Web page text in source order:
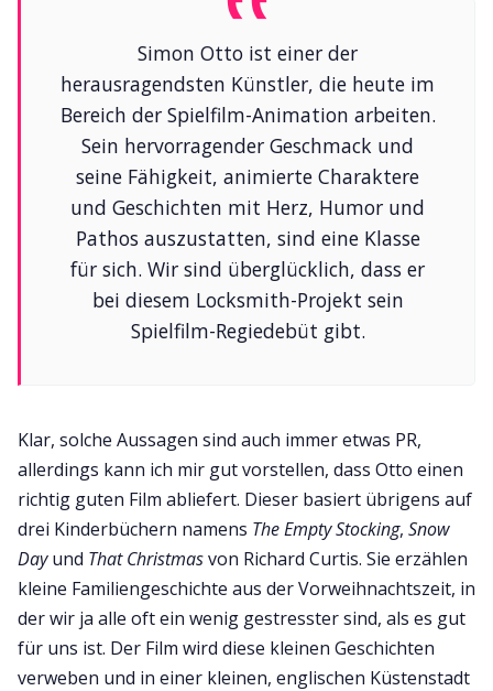
Simon Otto ist einer der
herausragendsten Künstler, die heute im
Bereich der Spielfilm-Animation arbeiten.
Sein hervorragender Geschmack und
seine Fähigkeit, animierte Charaktere
und Geschichten mit Herz, Humor und
Pathos auszustatten, sind eine Klasse
für sich. Wir sind überglücklich, dass er
bei diesem Locksmith-Projekt sein
Spielfilm-Regiedebüt gibt.
Klar, solche Aussagen sind auch immer etwas PR,
allerdings kann ich mir gut vorstellen, dass Otto einen
richtig guten Film abliefert. Dieser basiert übrigens auf
drei Kinderbüchern namens The Empty Stocking, Snow
Dayund That Christmasvon Richard Curtis. Sie erzählen
kleine Familiengeschichte aus der Vorweihnachtszeit, in
der wir ja alle oft ein wenig gestresster sind, als es gut
für uns ist. Der Film wird diese kleinen Geschichten
verweben und in einer kleinen, englischen Küstenstadt